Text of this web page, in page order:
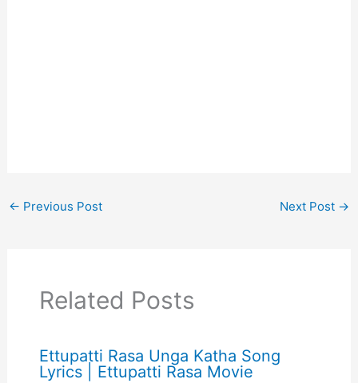
← Previous Post Next Post →
Related Posts
Ettupatti Rasa Unga Katha Song
Lyrics | Ettupatti Rasa Movie